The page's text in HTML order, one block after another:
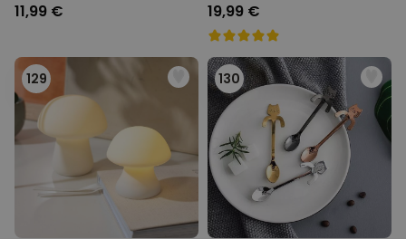
11,99 € 19,99 €
129 130